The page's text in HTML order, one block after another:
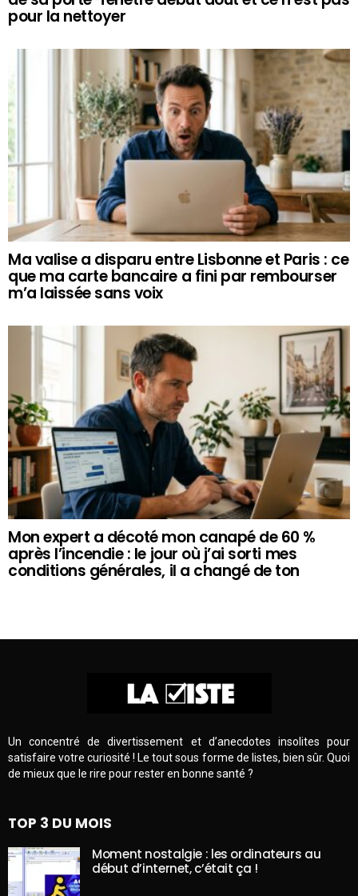
pour la nettoyer
Ma valise a disparu entre Lisbonne et Paris : ce
que ma carte bancaire a fini par rembourser
m’a laissée sans voix
Mon expert a décoté mon canapé de 60 %
après l’incendie : le jour où j’ai sorti mes
conditions générales, il a changé de ton
Un concentré de divertissement et d’anecdotes insolites pour
satisfaire votre curiosité ! Le tout sous forme de listes, bien sûr. Quoi
de mieux que le rire pour rester en bonne santé ?
TOP 3 DU MOIS
Moment nostalgie : les ordinateurs au
début d’internet, c’était ça !